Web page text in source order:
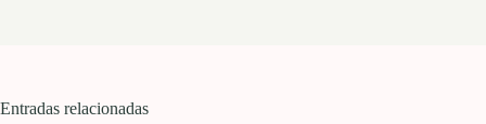
Entradas relacionadas